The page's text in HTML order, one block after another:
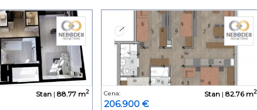
Stan |88.77 m2 Cena:
206.900 €
Stan |82.76 m2